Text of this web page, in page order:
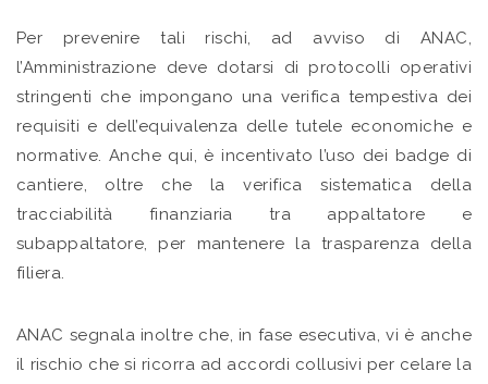
Per prevenire tali rischi, ad avviso di ANAC,
l’Amministrazione deve dotarsi di protocolli operativi
stringenti che impongano una verifica tempestiva dei
requisiti e dell’equivalenza delle tutele economiche e
normative. Anche qui, è incentivato l’uso dei badge di
cantiere, oltre che la verifica sistematica della
tracciabilità finanziaria tra appaltatore e
subappaltatore, per mantenere la trasparenza della
filiera.
ANAC segnala inoltre che, in fase esecutiva, vi è anche
il rischio che si ricorra ad accordi collusivi per celare la